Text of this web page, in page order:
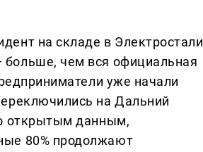
на складе в Электростали
чем вся официальная
уже начали
на Дальний
открытым данным,
80% продолжают